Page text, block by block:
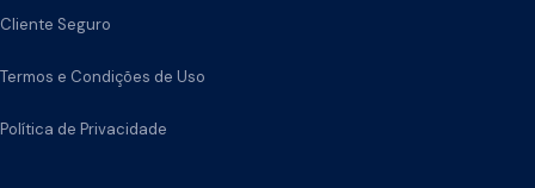
Cliente Seguro
Termos e Condições de Uso
Política de Privacidade